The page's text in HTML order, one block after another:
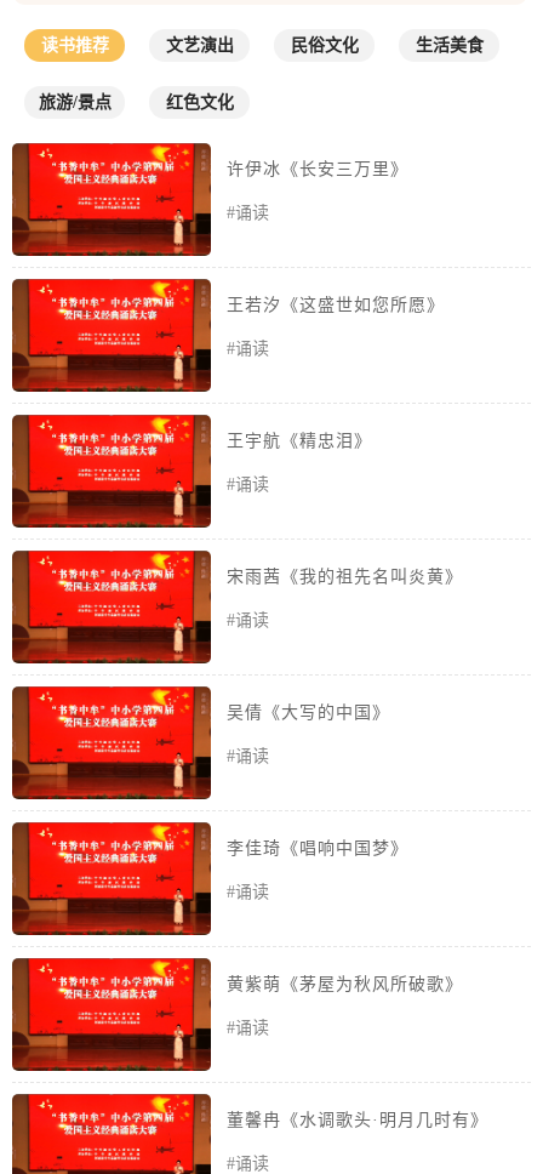
读书推荐 文艺演出 民俗文化 生活美食
旅游/景点 红色文化
许伊冰《长安三万里》
#诵读
王若汐《这盛世如您所愿》
#诵读
王宇航《精忠泪》
#诵读
宋雨茜《我的祖先名叫炎黄》
#诵读
吴倩《大写的中国》
#诵读
李佳琦《唱响中国梦》
#诵读
黄紫萌《茅屋为秋风所破歌》
#诵读
董馨冉《水调歌头·明月几时有》
#诵读